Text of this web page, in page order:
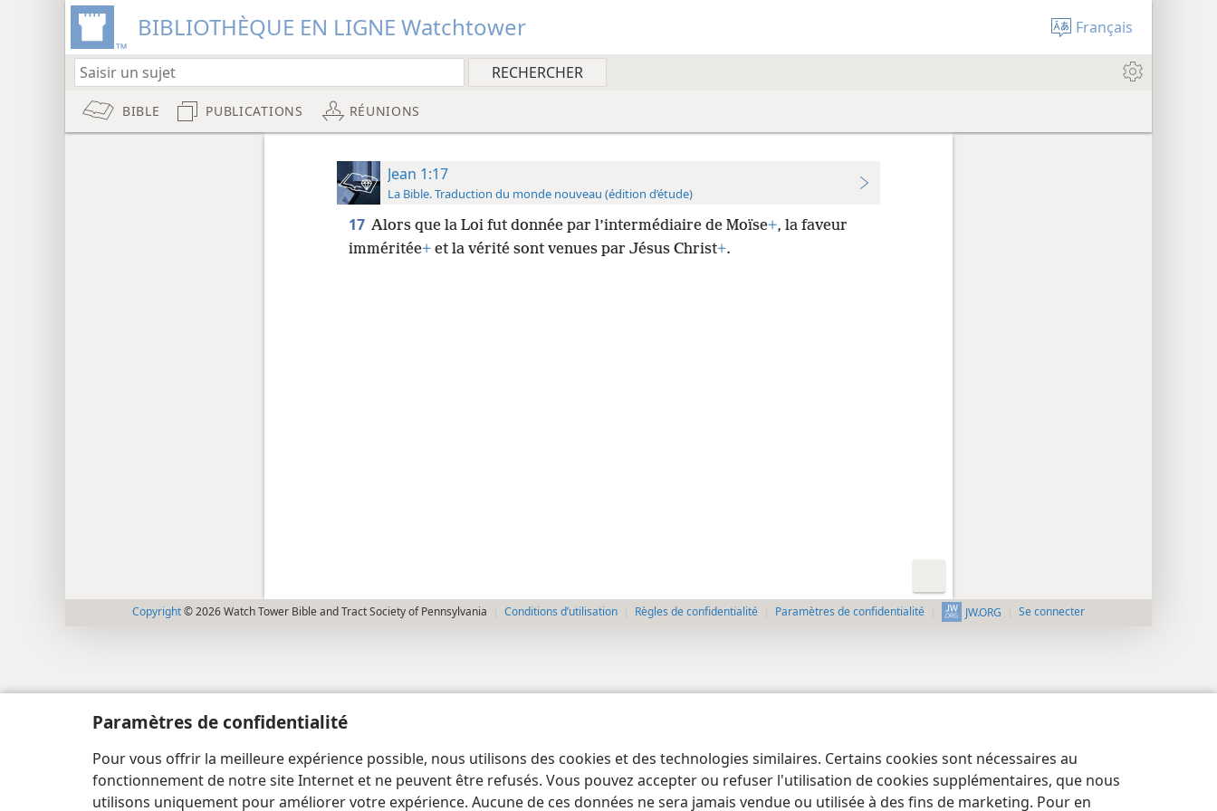
Paramètres de confidentialité
Pour vous offrir la meilleure expérience possible, nous utilisons des cookies et des technologies similaires. Certains cookies sont nécessaires au
fonctionnement de notre site Internet et ne peuvent être refusés. Vous pouvez accepter ou refuser l'utilisation de cookies supplémentaires, que nous
utilisons uniquement pour améliorer votre expérience. Aucune de ces données ne sera jamais vendue ou utilisée à des fins de marketing. Pour en
BIBLIOTHÈQUE EN LIGNE Watchtower Français
BIBLE PUBLICATIONS RÉUNIONS
Jean 1:17
La Bible. Traduction du monde nouveau (édition d’étude)
17 Alors que la Loi fut donnée par l’intermédiaire de Moïse+, la faveur
imméritée+et la vérité sont venues par Jésus Christ+.
Copyright© 2026 Watch Tower Bible and Tract Society of Pennsylvania Conditions d’utilisation Règles de confidentialité Paramètres de confidentialité JW.ORG Se connecter